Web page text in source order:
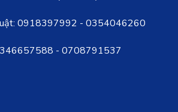
0918397992 - 0354046260
- 0708791537